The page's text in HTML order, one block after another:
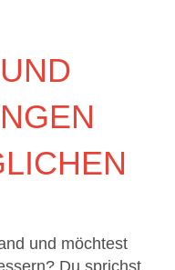
und möchtest
Du sprichst